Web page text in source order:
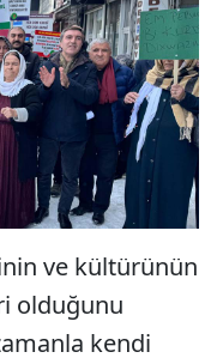
ve kültürünün
olduğunu
kendi